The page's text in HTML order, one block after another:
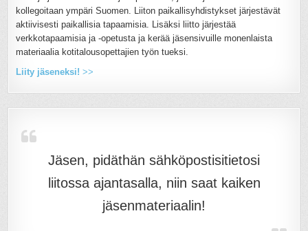
kollegoitaan ympäri Suomen. Liiton paikallisyhdistykset järjestävät
aktiivisesti paikallisia tapaamisia. Lisäksi liitto järjestää
verkkotapaamisia ja -opetusta ja kerää jäsensivuille monenlaista
materiaalia kotitalousopettajien työn tueksi.
Liity jäseneksi! >>
Jäsen, pidäthän sähköpostisitietosi
liitossa ajantasalla, niin saat kaiken
jäsenmateriaalin!